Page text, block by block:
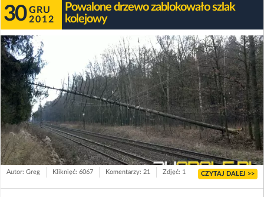
30 GRU
2012
Powalone drzewo zablokowało szlak
kolejowy
Autor: Greg Kliknięć: 6067 Komentarzy: 21 Zdjęć: 1 CZYTAJ DALEJ >>